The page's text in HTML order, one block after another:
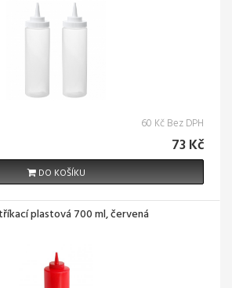
60 Kč Bez DPH
73 Kč
DO KOŠÍKU
plastová 700 ml, červená